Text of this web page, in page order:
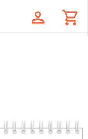
profile shopping_cart